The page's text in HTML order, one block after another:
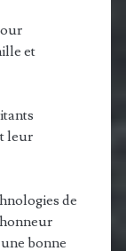
et
leur
de
bonne